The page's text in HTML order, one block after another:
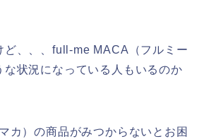
ど、、、full-me MACA（フルミー
状況になっている人もいるのか
カ）の商品がみつからないとお困